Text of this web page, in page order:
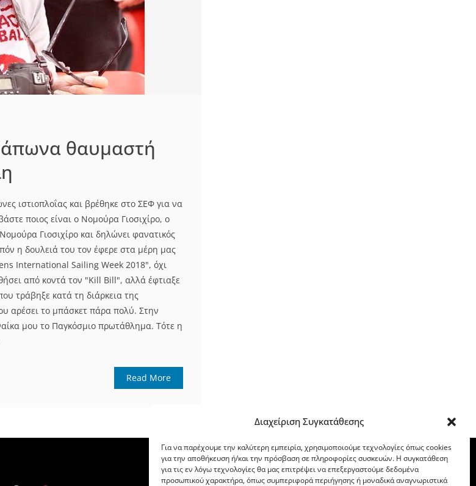
Διαχείριση Συγκατάθεσης
Για να παρέχουμε την καλύτερη εμπειρία, χρησιμοποιούμε τεχνολογίες όπως cookies
για την αποθήκευση ή/και την πρόσβαση σε πληροφορίες συσκευών. Η συγκατάθεση
για τις εν λόγω τεχνολογίες θα μας επιτρέψει να επεξεργαστούμε δεδομένα
προσωπικού χαρακτήρα, όπως συμπεριφορά περιήγησης ή μοναδικά αναγνωριστικά
θαυμαστή
ιστιοπλοΐας και βρέθηκε στο ΣΕΦ για να
ποιος είναι ο Νομούρα Γιοσιχίρο, ο
Γιοσιχίρο και δηλώνει φανατικός
η δουλειά του τον έφερε στα μέρη μας
International Sailing Week 2018", όχι
από κοντά τον "Kill Bill", αλλά έφτιαξε
τράβηξε κατά τη διάρκεια της
το μπάσκετ πάρα πολύ. Στην
μου το Παγκόσμιο πρωτάθλημα. Τότε η
Read More